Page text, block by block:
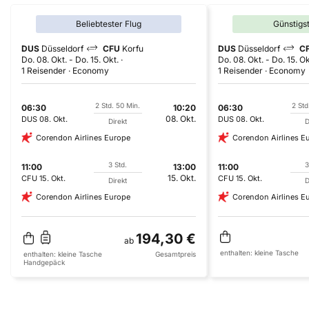
Beliebtester Flug
DUS Düsseldorf CFU Korfu
Do. 08. Okt. - Do. 15. Okt.
1 Reisender
Economy
06:30
DUS 08. Okt.
2 Std. 50 Min.
Direkt
10:20
08. Okt.
Corendon Airlines Europe
11:00
CFU 15. Okt.
3 Std.
Direkt
13:00
15. Okt.
Corendon Airlines Europe
ab 194,30 €
enthalten: kleine Tasche
Handgepäck
Gesamtpreis
DUS Düsseldorf
Do. 08. Okt. - Do. 15.
1 Reisender
Economy
06:30
DUS 08. Okt.
2
Corendon Airlines
11:00
CFU 15. Okt.
Corendon Airlines
enthalten: kleine Tasche